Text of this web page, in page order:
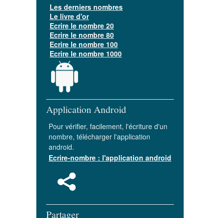
Les derniers nombres
Le livre d'or
Ecrire le nombre 20
Ecrire le nombre 80
Ecrire le nombre 100
Ecrire le nombre 1000
Application Android
Pour vérifier, facilement, l'écriture d'un
nombre, télécharger l'application
android.
Ecrire-nombre : l'application android
Partager